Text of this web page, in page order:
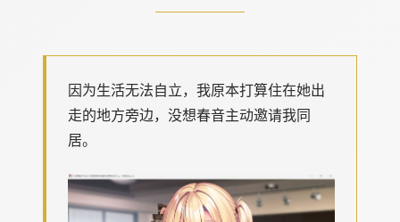
因为生活无法自立，我原本打算住在她出
走的地方旁边，没想春音主动邀请我同
居。